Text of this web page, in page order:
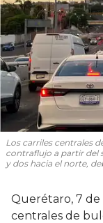
Los carriles centrales
contraflujo a partir del
y dos hacia el norte,
Querétaro, 7 de
centrales de